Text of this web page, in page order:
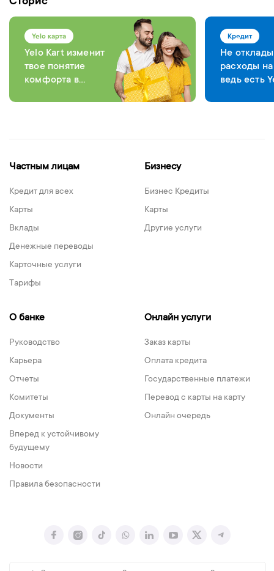
Yelo карта
Yelo Kart изменит
твое понятие
комфорта в
Кредит
Не
расходы
ведь есть
Частным лицам
Кредит для всех
Карты
Вклады
Денежные переводы
Карточные услуги
Тарифы
Бизнесу
Бизнес Кредиты
Карты
Другие услуги
О банке
Руководство
Карьера
Отчеты
Комитеты
Документы
Вперед к устойчивому
будущему
Новости
Правила безопасности
Онлайн услуги
Заказ карты
Оплата кредита
Государственные платежи
Перевод с карты на карту
Онлайн очередь